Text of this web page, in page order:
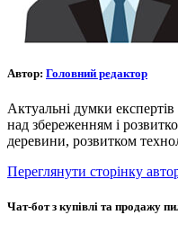
Автор: Головний редактор
Актуальні думки
над збереженням і
деревини, розвитком
Переглянути сторінку
Чат-бот з купівлі та продажу